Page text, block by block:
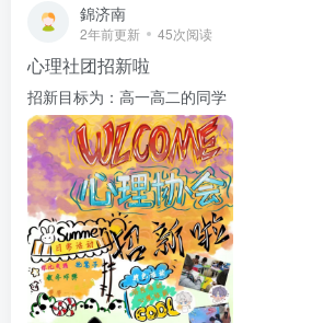
錦济南
2年前更新 45次阅读
心理社团招新啦
招新目标为：高一高二的同学